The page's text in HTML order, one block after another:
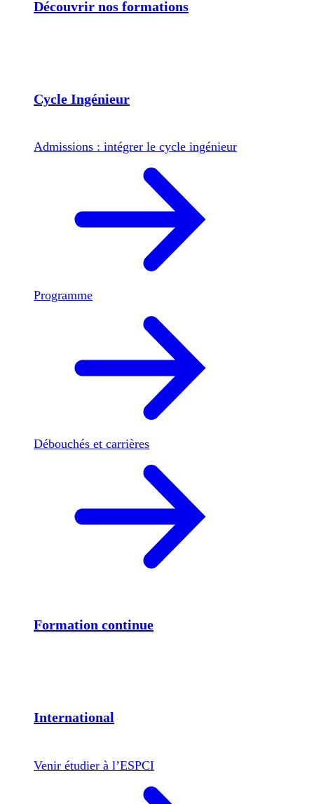
Découvrir nos formations
Cycle Ingénieur
Admissions : intégrer le cycle ingénieur
Programme
Débouchés et carrières
Formation continue
International
Venir étudier à l’ESPCI